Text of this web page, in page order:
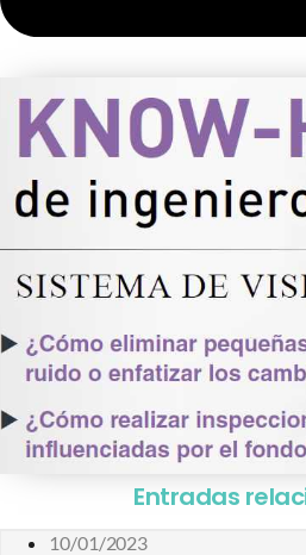
Entradas
10/01/2023